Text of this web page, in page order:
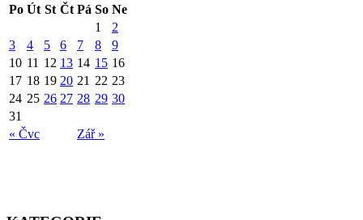
Po Út St Čt Pá So Ne
« Čvc Zář »
1
2
3
4 5 6 7 8
9
10 11 12 13 14 15 16
17 18 19 20 21 22 23
24 25 26 27 28 29 30
31